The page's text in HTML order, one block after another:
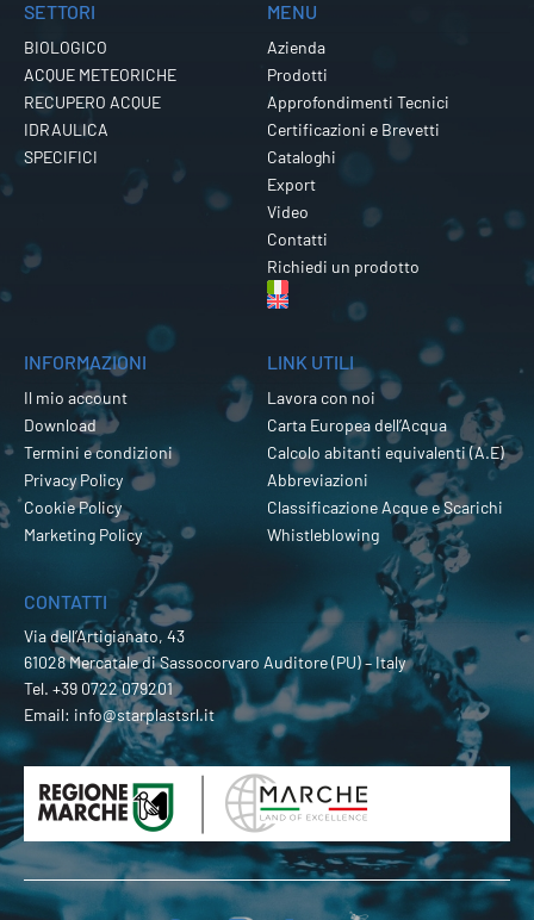
SETTORI
BIOLOGICO
ACQUE METEORICHE
RECUPERO ACQUE
IDRAULICA
SPECIFICI
MENU
Azienda
Prodotti
Approfondimenti Tecnici
Certificazioni e Brevetti
Cataloghi
Export
Video
Contatti
Richiedi un prodotto
INFORMAZIONI
Il mio account
Download
Termini e condizioni
Privacy Policy
Cookie Policy
Marketing Policy
LINK UTILI
Lavora con noi
Carta Europea dell’Acqua
Calcolo abitanti equivalenti (A.E)
Abbreviazioni
Classificazione Acque e Scarichi
Whistleblowing
CONTATTI
Via dell’Artigianato, 43
61028 Mercatale di Sassocorvaro Auditore (PU) – Italy
Tel. +39 0722 079201
Email: info@starplastsrl.it